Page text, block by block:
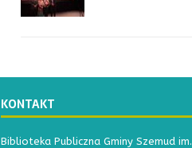
KONTAKT
Biblioteka Publiczna Gminy Szemud im.